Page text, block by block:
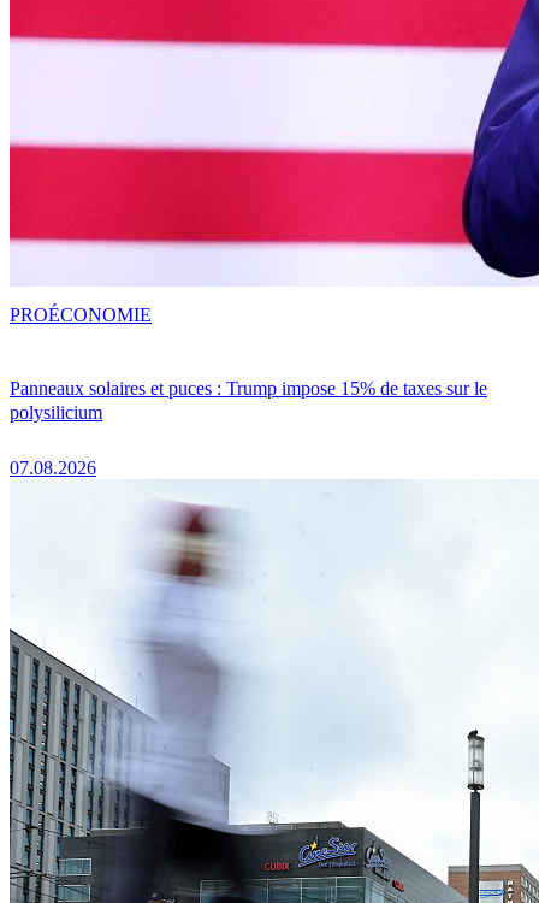
Panneaux solaires et puces : Trump impose 15% de taxes sur le
polysilicium
07.08.2026
PROÉCONOMIE